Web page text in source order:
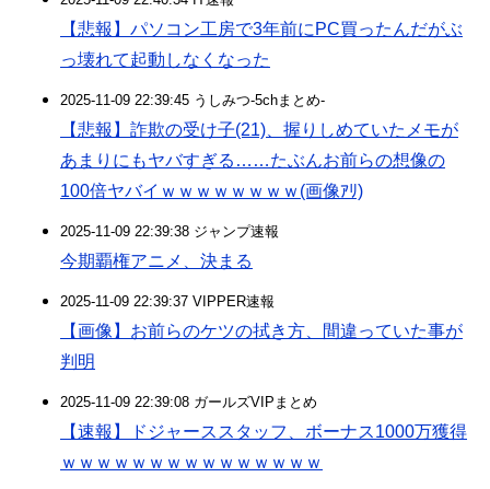
【悲報】パソコン工房で3年前にPC買ったんだがぶ
っ壊れて起動しなくなった
2025-11-09 22:39:45 うしみつ-5chまとめ-
【悲報】詐欺の受け子(21)、握りしめていたメモが
あまりにもヤバすぎる……たぶんお前らの想像の
100倍ヤバイｗｗｗｗｗｗｗｗ(画像ｱﾘ)
2025-11-09 22:39:38 ジャンプ速報
今期覇権アニメ、決まる
2025-11-09 22:39:37 VIPPER速報
【画像】お前らのケツの拭き方、間違っていた事が
判明
2025-11-09 22:39:08 ガールズVIPまとめ
【速報】ドジャーススタッフ、ボーナス1000万獲得
ｗｗｗｗｗｗｗｗｗｗｗｗｗｗｗ